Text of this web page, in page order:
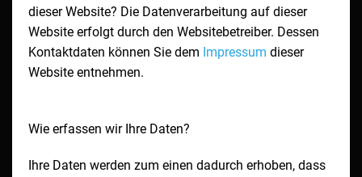
dieser Website? Die Datenverarbeitung auf dieser
Website erfolgt durch den Websitebetreiber. Dessen
Kontaktdaten können Sie dem Impressum dieser
Website entnehmen.
Wie erfassen wir Ihre Daten?
Ihre Daten werden zum einen dadurch erhoben, dass